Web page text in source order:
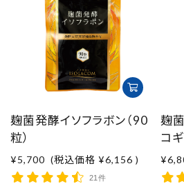
特定商取引法表示
お問い合わせ
麹菌発酵イソフラボン（90
粒）
¥5,700 (税込価格 ¥6,156 )
21件
麹
コ